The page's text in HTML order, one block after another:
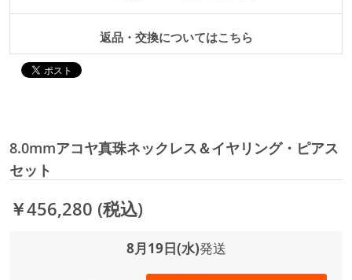
返品・交換についてはこちら
8.0mmアコヤ真珠ネックレス＆イヤリング・ピアス
セット
￥456,280 (税込)
8月19日(水)発送